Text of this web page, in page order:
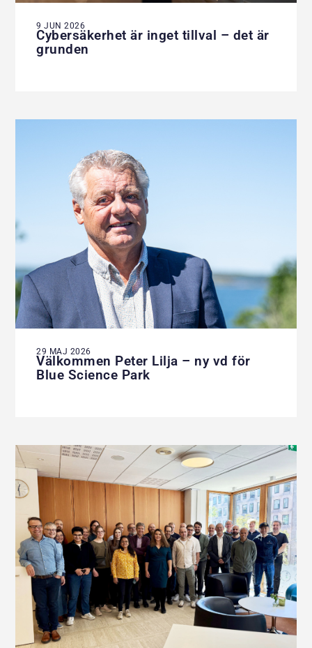
9 JUN 2026
Cybersäkerhet är inget tillval – det är
grunden
29 MAJ 2026
Välkommen Peter Lilja – ny vd för
Blue Science Park